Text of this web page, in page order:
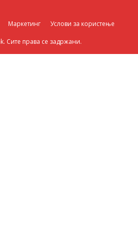
Маркетинг Услови за користење
Сите права се задржани.